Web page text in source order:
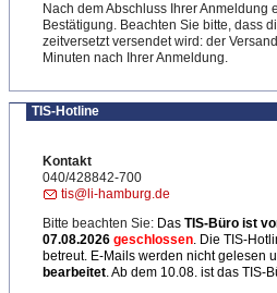
Nach dem Abschluss Ihrer Anmeldung
Bestätigung. Beachten Sie bitte, dass
zeitversetzt versendet wird: der
Minuten nach Ihrer Anmeldung.
TIS-Hotline
Kontakt
040/428842-700
tis@li-hamburg.de
Bitte beachten Sie: Das TIS-Büro ist
07.08.2026 geschlossen. Die TIS-
betreut. E-Mails werden nicht gelesen
bearbeitet. Ab dem 10.08. ist das TIS-